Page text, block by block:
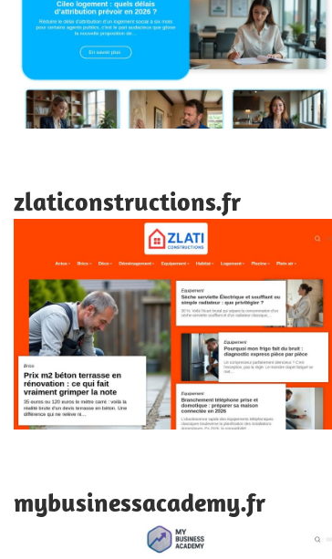
zlaticonstructions.fr
mybusinessacademy.fr